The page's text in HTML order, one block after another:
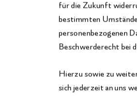
für die Zukunft
bestimmten
personenbezogenen
Beschwerderecht bei
Hierzu sowie zu
sich jederzeit an uns